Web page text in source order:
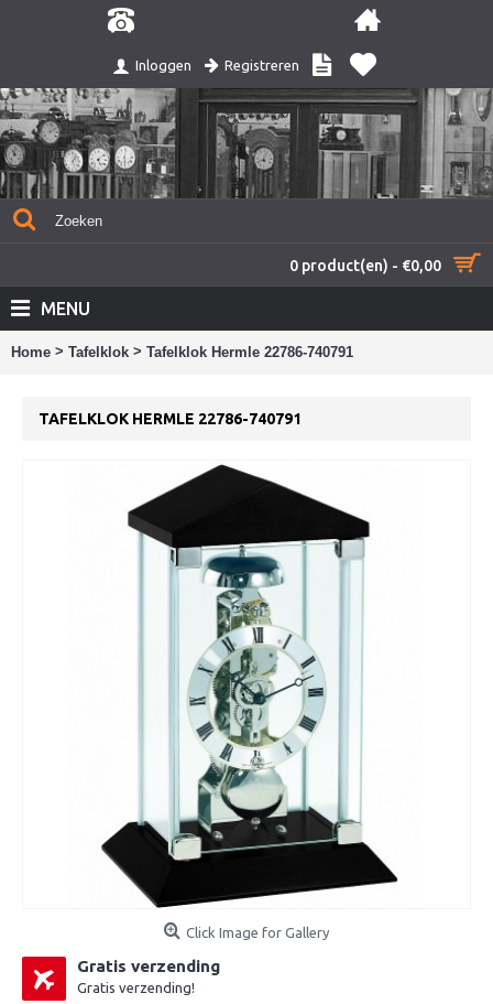
Inloggen Registreren
0 product(en) - €0,00
MENU
Home > Tafelklok > Tafelklok Hermle 22786-740791
TAFELKLOK HERMLE 22786-740791
Click Image for Gallery
Gratis verzending
Gratis verzending!